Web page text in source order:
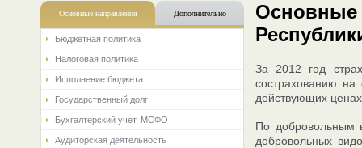
Основные направления Дополнительно
Бюджетная политика
Налоговая политика
Исполнение бюджета
Государственный долг
Бухгалтерский учет. МСФО
Аудиторская деятельность
Основные
За 2012 год
сострахованию
действующих
По добровольным
добровольных